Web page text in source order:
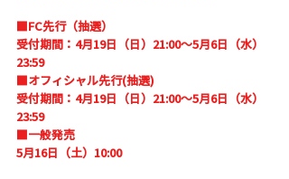
■FC先行（抽選）
受付期間：4⽉19⽇（⽇）21:00～5⽉6⽇（⽔）
23:59
■オフィシャル先行(抽選)
受付期間：4⽉19⽇（⽇）21:00～5⽉6⽇（⽔）
23:59
■一般発売
5⽉16⽇（土）10:00